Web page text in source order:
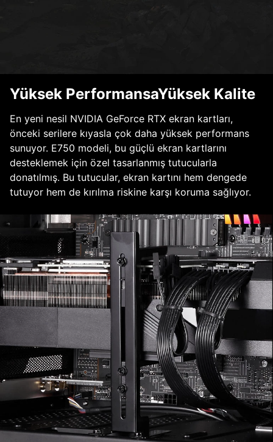
Yüksek PerformansaYüksek Kalite
En yeni nesil NVIDIA GeForce RTX ekran kartları,
önceki serilere kıyasla çok daha yüksek performans
sunuyor. E750 modeli, bu güçlü ekran kartlarını
desteklemek için özel tasarlanmış tutucularla
donatılmış. Bu tutucular, ekran kartını hem dengede
tutuyor hem de kırılma riskine karşı koruma sağlıyor.